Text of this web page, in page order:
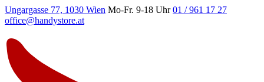
Ungargasse 77, 1030 Wien Mo-Fr. 9-18 Uhr 01 / 961 17 27
office@handystore.at